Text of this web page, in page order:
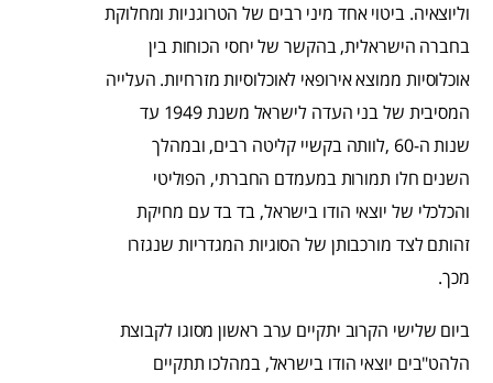
וליוצאיה. ביטוי אחד מיני רבים של הטרוגניות ומחלוקת
בחברה הישראלית, בהקשר של יחסי הכוחות בין
אוכלוסיות ממוצא אירופאי לאוכלוסיות מזרחיות. העלייה
המסיבית של בני העדה לישראל משנת 1949 עד
שנות ה-60 ,לוותה בקשיי קליטה רבים, ובמהלך
השנים חלו תמורות במעמדם החברתי, הפוליטי
והכלכלי של יוצאי הודו בישראל, בד בד עם מחיקת
זהותם לצד מורכבותן של הסוגיות המגדריות שנגזרו
מכך.
ביום שלישי הקרוב יתקיים ערב ראשון מסוגו לקבוצת
הלהט"בים יוצאי הודו בישראל, במהלכו תתקיים